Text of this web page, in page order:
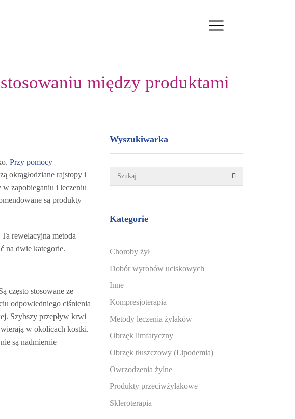
między produktami
Przy pomocy
okrągłodziane rajstopy i
zapobieganiu i leczeniu
są produkty
Ta rewelacyjna metoda
na dwie kategorie.
często stosowane ze
odpowiedniego ciśnienia
Szybszy przepływ krwi
w okolicach kostki.
są nadmiernie
Wyszukiwarka
Kategorie
Choroby żył
Dobór wyrobów uciskowych
Inne
Kompresjoterapia
Metody leczenia żylaków
Obrzęk limfatyczny
Obrzęk tłuszczowy (Lipodemia)
Owrzodzenia żylne
Produkty przeciwżylakowe
Skleroterapia